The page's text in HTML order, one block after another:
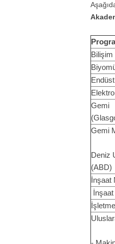
Bilişim
Gemi
Gemi
Deniz
(ABD)
İnşaat